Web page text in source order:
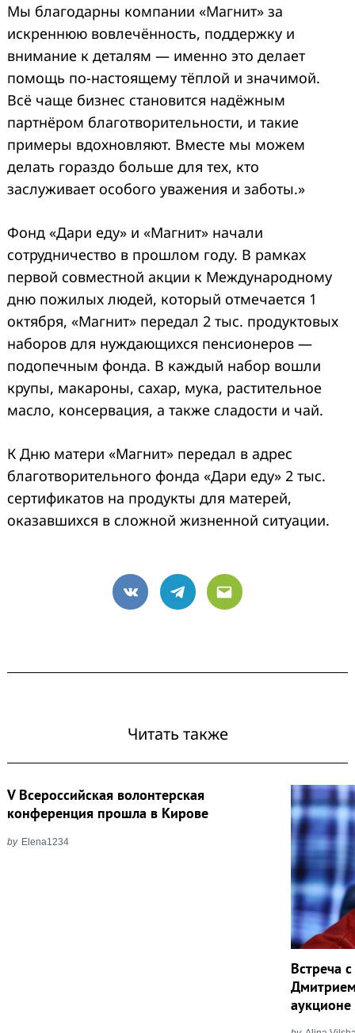
Мы благодарны компании «Магнит» за
искреннюю вовлечённость, поддержку и
внимание к деталям — именно это делает
помощь по-настоящему тёплой и значимой.
Всё чаще бизнес становится надёжным
партнёром благотворительности, и такие
примеры вдохновляют. Вместе мы можем
делать гораздо больше для тех, кто
заслуживает особого уважения и заботы.»
Фонд «Дари еду» и «Магнит» начали
сотрудничество в прошлом году. В рамках
первой совместной акции к Международному
дню пожилых людей, который отмечается 1
октября, «Магнит» передал 2 тыс. продуктовых
наборов для нуждающихся пенсионеров —
подопечным фонда. В каждый набор вошли
крупы, макароны, сахар, мука, растительное
масло, консервация, а также сладости и чай.
К Дню матери «Магнит» передал в адрес
благотворительного фонда «Дари еду» 2 тыс.
сертификатов на продукты для матерей,
оказавшихся в сложной жизненной ситуации.
VK Telegram
Email
Читать также
V Всероссийская волонтерская
конференция прошла в Кирове
by Elena1234
Встреча